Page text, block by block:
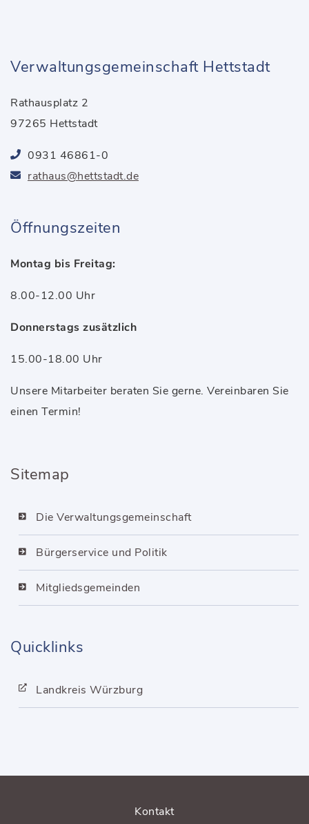
Verwaltungsgemeinschaft Hettstadt
Rathausplatz 2
97265 Hettstadt
0931 46861-0
rathaus@hettstadt.de
Öffnungszeiten
Montag bis Freitag:
8.00-12.00 Uhr
Donnerstags zusätzlich
15.00-18.00 Uhr
Unsere Mitarbeiter beraten Sie gerne. Vereinbaren Sie
einen Termin!
Sitemap
Die Verwaltungsgemeinschaft
Bürgerservice und Politik
Mitgliedsgemeinden
Quicklinks
Landkreis Würzburg
Kontakt